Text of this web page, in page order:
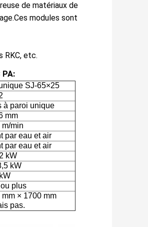
de matériaux de
modules sont
RKC, etc.
PA:
SJ-65×25
à paroi unique
mm
m/min
par eau et air
par eau et air
kW
kW
plus
× 1700 mm
pas.